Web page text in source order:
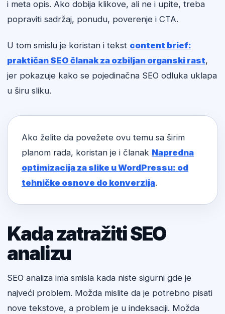
i meta opis. Ako dobija klikove, ali ne i upite, treba
popraviti sadržaj, ponudu, poverenje i CTA.
U tom smislu je koristan i tekst content brief:
praktičan SEO članak za ozbiljan organski rast,
jer pokazuje kako se pojedinačna SEO odluka uklapa
u širu sliku.
Ako želite da povežete ovu temu sa širim
planom rada, koristan je i članak Napredna
optimizacija za slike u WordPressu: od
tehničke osnove do konverzija.
Kada zatražiti SEO
analizu
SEO analiza ima smisla kada niste sigurni gde je
najveći problem. Možda mislite da je potrebno pisati
nove tekstove, a problem je u indeksaciji. Možda